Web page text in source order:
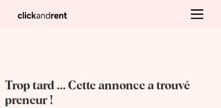
Trop tard ... Cette annonce a trouvé
preneur !